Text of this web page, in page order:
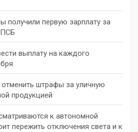
получили первую зарплату за
ПСБ
выплату на каждого
штрафы за уличную
продукцией
к автономной
пережить отключения света и к